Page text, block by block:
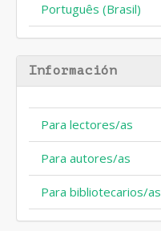
Português (Brasil)
Información
Para lectores/as
Para autores/as
Para bibliotecarios/as